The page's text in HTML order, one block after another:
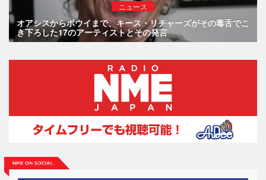
ニュース
オアシスからボウイまで、キース・リチャーズがその毒舌でこ
き下ろした17のアーティストとその発言